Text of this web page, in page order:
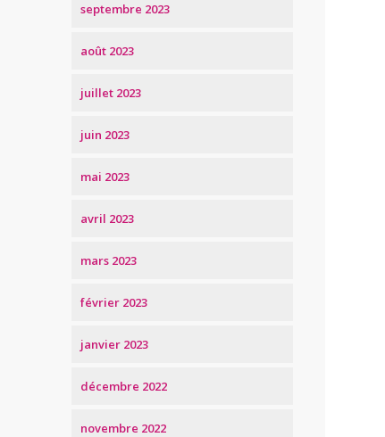
septembre 2023
août 2023
juillet 2023
juin 2023
mai 2023
avril 2023
mars 2023
février 2023
janvier 2023
décembre 2022
novembre 2022